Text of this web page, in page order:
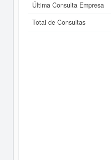
Última Consulta Empresa
Total de Consultas